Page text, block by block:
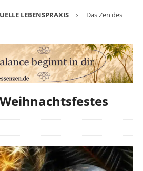
LEBENSPRAXIS
Das Zen des